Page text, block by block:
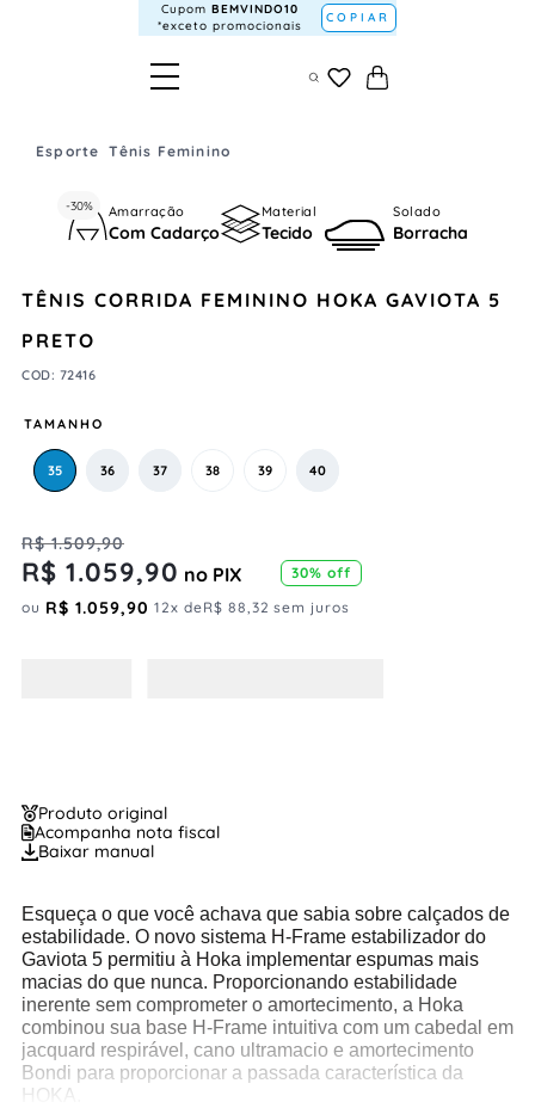
Cupom BEMVINDO10
*exceto promocionais
COPIAR
Esporte Tênis Feminino
-30% Amarração
Com Cadarço
Material
Tecido
Solado
Borracha
TÊNIS CORRIDA FEMININO HOKA GAVIOTA 5
PRETO
COD: 72416
TAMANHO
35 36 37 38 39 40
R$ 1.509,90
R$ 1.059,90 no PIX 30% off
ou R$ 1.059,90 12x deR$ 88,32 sem juros
Produto original
Acompanha nota fiscal
Baixar manual
Esqueça o que você achava que sabia sobre calçados de
estabilidade. O novo sistema H-Frame estabilizador do
Gaviota 5 permitiu à Hoka implementar espumas mais
macias do que nunca. Proporcionando estabilidade
inerente sem comprometer o amortecimento, a Hoka
combinou sua base H-Frame intuitiva com um cabedal em
jacquard respirável, cano ultramacio e amortecimento
Bondi para proporcionar a passada característica da
HOKA.